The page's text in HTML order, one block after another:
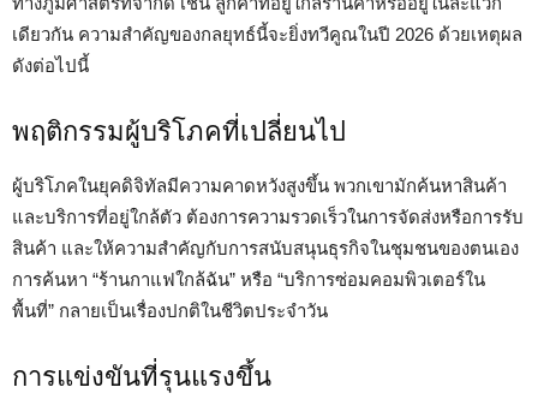
เดียวกัน ความสำคัญของกลยุทธ์นี้จะยิ่งทวีคูณในปี 2026 ด้วยเหตุผล
ดังต่อไปนี้
พฤติกรรมผู้บริโภคที่เปลี่ยนไป
ผู้บริโภคในยุคดิจิทัลมีความคาดหวังสูงขึ้น พวกเขามักค้นหาสินค้า
และบริการที่อยู่ใกล้ตัว ต้องการความรวดเร็วในการจัดส่งหรือการรับ
สินค้า และให้ความสำคัญกับการสนับสนุนธุรกิจในชุมชนของตนเอง
การค้นหา “ร้านกาแฟใกล้ฉัน” หรือ “บริการซ่อมคอมพิวเตอร์ใน
พื้นที่” กลายเป็นเรื่องปกติในชีวิตประจำวัน
การแข่งขันที่รุนแรงขึ้น